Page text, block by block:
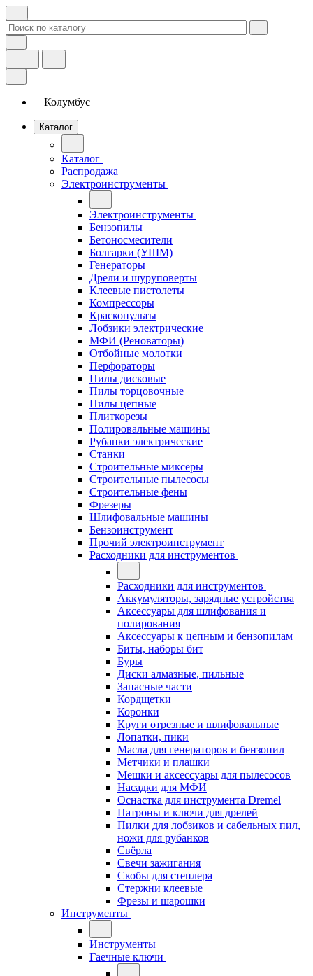
Колумбус
Каталог
Каталог
Распродажа
Электроинструменты
Электроинструменты
Бензопилы
Бетоносмесители
Болгарки (УШМ)
Генераторы
Дрели и шуруповерты
Клеевые пистолеты
Компрессоры
Краскопульты
Лобзики электрические
МФИ (Реноваторы)
Отбойные молотки
Перфораторы
Пилы дисковые
Пилы торцовочные
Пилы цепные
Плиткорезы
Полировальные машины
Рубанки электрические
Станки
Строительные миксеры
Строительные пылесосы
Строительные фены
Фрезеры
Шлифовальные машины
Бензоинструмент
Прочий электроинструмент
Расходники для инструментов
Расходники для инструментов
Аккумуляторы, зарядные устройства
Аксессуары для шлифования и
полирования
Аксессуары к цепным и бензопилам
Биты, наборы бит
Буры
Диски алмазные, пильные
Запасные части
Кордщетки
Коронки
Круги отрезные и шлифовальные
Лопатки, пики
Масла для генераторов и бензопил
Метчики и плашки
Мешки и аксессуары для пылесосов
Насадки для МФИ
Оснастка для инструмента Dremel
Патроны и ключи для дрелей
Пилки для лобзиков и сабельных пил,
ножи для рубанков
Свёрла
Свечи зажигания
Скобы для степлера
Стержни клеевые
Фрезы и шарошки
Инструменты
Инструменты
Гаечные ключи